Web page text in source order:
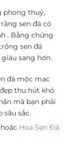
phong thuỷ,
sen đá có
. Bằng chứng
sen đá
sang hơn.
đá mộc mạc
thu hút khó
mà bạn phải
sâu sắc.
Hoa Sen Đá